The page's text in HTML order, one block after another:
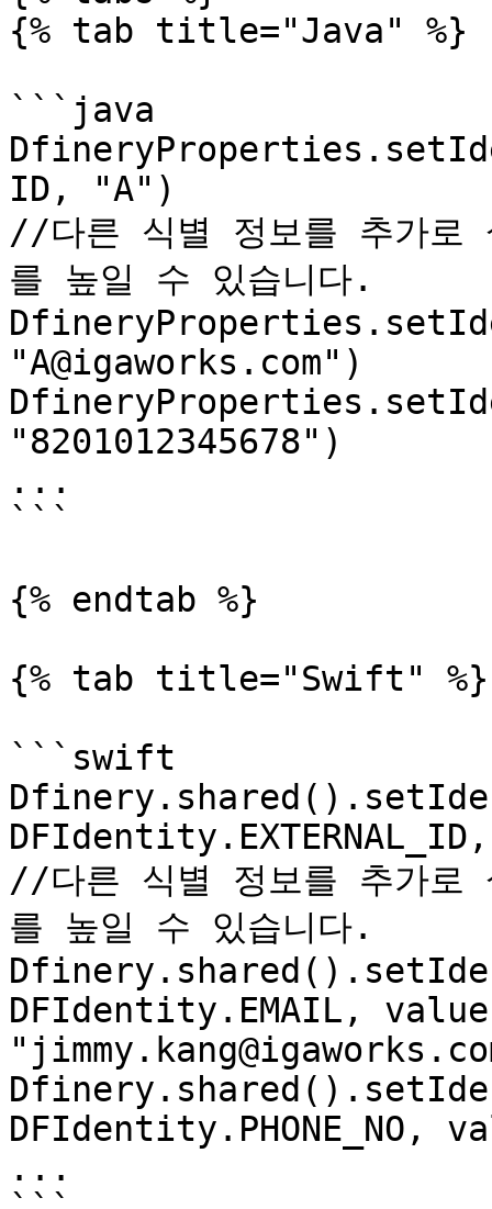
{% tab title="Java" %}
```java
ID, "A")
//다른 식별 정보를 추가로
를 높일 수 있습니다.
"A@igaworks.com")
"8201012345678")
...
```
{% endtab %}
{% tab title="Swift" %}
```swift
//다른 식별 정보를 추가로
를 높일 수 있습니다.
DFIdentity.EMAIL,
DFIdentity.PHONE_NO,
...